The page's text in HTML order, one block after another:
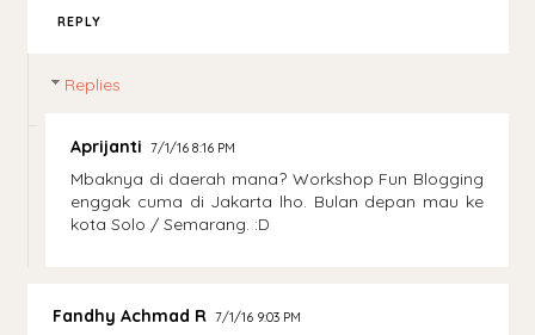
REPLY
Replies
Aprijanti 7/1/16 8:16 PM
Mbaknya di daerah mana? Workshop Fun Blogging
enggak cuma di Jakarta lho. Bulan depan mau ke
kota Solo / Semarang. :D
Fandhy Achmad R 7/1/16 9:03 PM